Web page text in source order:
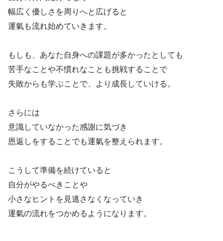
幅広く優しさを周りへと広げると
運氣も流れ始めていきます。
もしも、あなた自身への課題が多かったとしても
苦手なことや不慣れなことも挑戦することで
失敗からも学ぶことで、より成長していける。
さらには
意識していなかった感謝に気づき
恩返しをすることでも運氣を整えられます。
こうして準備を続けていると
自分がやるべきことや
小さなヒントを見逃さなくなっていき
運氣の流れをつかめるようになります。